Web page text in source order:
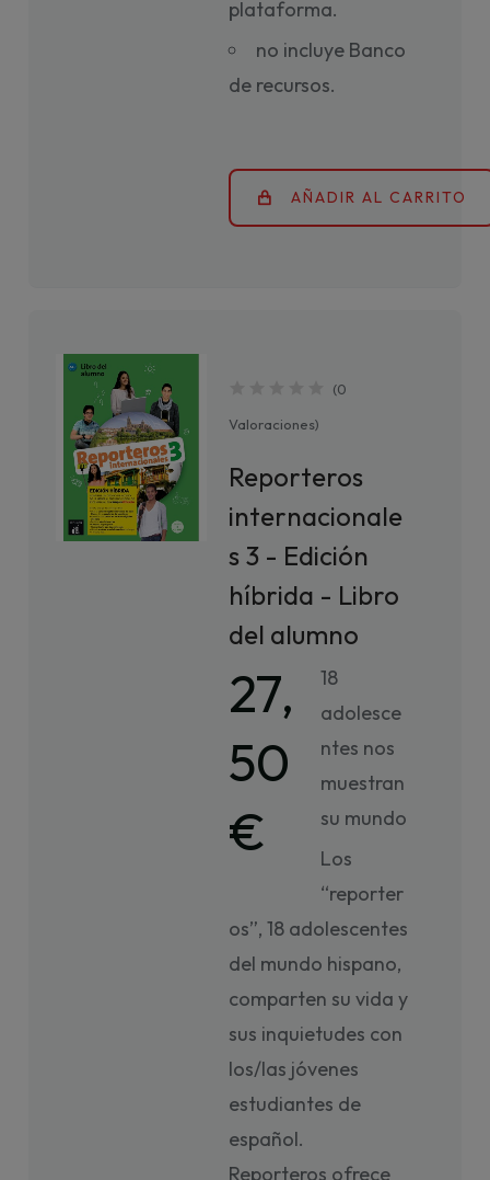
plataforma.
no incluye Banco
de recursos.
AÑADIR AL CARRITO
(0
Valoraciones)
Reporteros
internacionale
s 3 - Edición
híbrida - Libro
del alumno
27,
50
€
18
adolesce
ntes nos
muestran
su mundo
Los
“reporter
os”, 18 adolescentes
del mundo hispano,
comparten su vida y
sus inquietudes con
los/las jóvenes
estudiantes de
español.
Reporteros ofrece